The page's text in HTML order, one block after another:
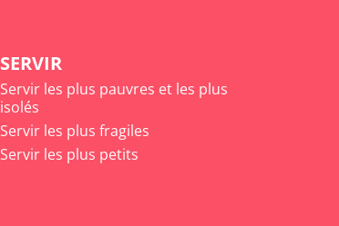
SERVIR
Servir les plus pauvres et les plus
isolés
Servir les plus fragiles
Servir les plus petits